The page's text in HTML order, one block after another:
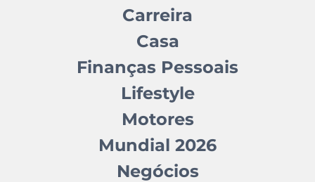
Carreira
Casa
Finanças Pessoais
Lifestyle
Motores
Mundial 2026
Negócios